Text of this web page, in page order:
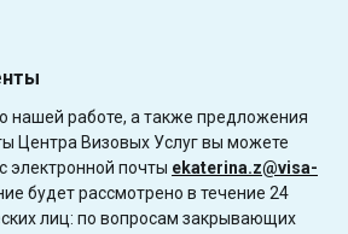
нашей работе, а также предложения
Центра Визовых Услуг вы можете
электронной почты ekaterina.z@visa-
будет рассмотрено в течение 24
лиц: по вопросам закрывающих